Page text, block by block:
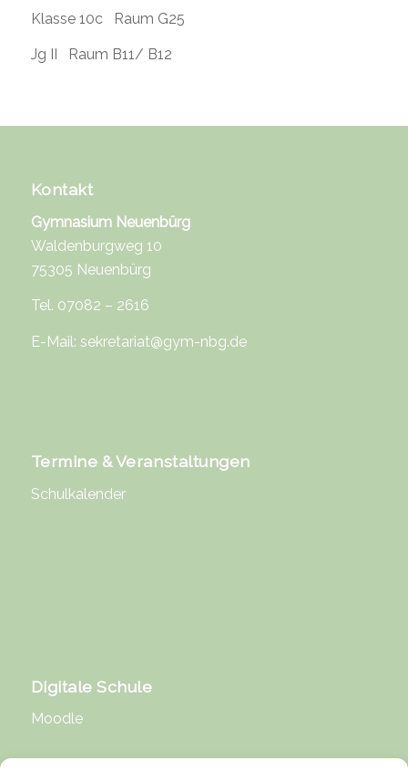
Klasse 10c Raum G25
Jg II Raum B11/ B12
Kontakt
Gymnasium Neuenbürg
Waldenburgweg 10
75305 Neuenbürg
Tel. 07082 – 2616
E-Mail: sekretariat@gym-nbg.de
Termine & Veranstaltungen
Schulkalender
Digitale Schule
Moodle